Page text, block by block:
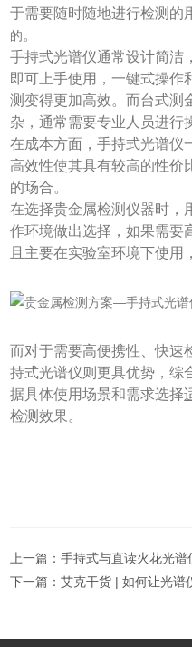
于需要随时随地进行检测的
的。
手持式光谱仪通常设计简洁
即可上手使用，一键式操作
测变得更加高效。而台式测
杂，通常需要专业人员进行
在成本方面，手持式光谱仪
高效性使其具有较高的性价
的场合。
在选择贵金属检测仪器时，
作环境做出选择，如果需要
且主要在实验室环境下使用
而对于需要高便携性、快速
持式光谱仪则更具优势，综
据具体使用场景和需求选择
检测效果。
上一篇：手持式与直读火花光
下一篇：艾克干货 | 如何让光谱